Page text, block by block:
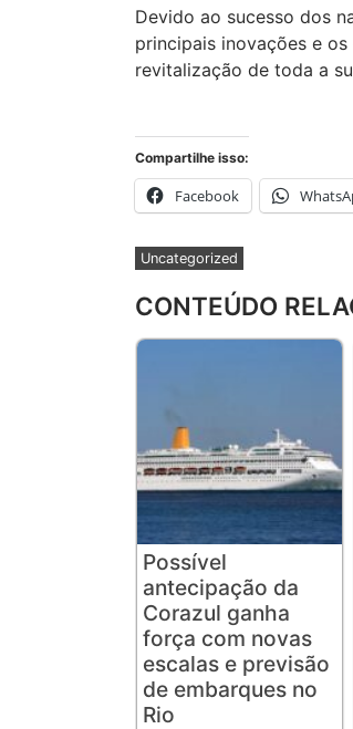
Devido ao sucesso dos
principais inovações e
revitalização de toda a
Compartilhe isso:
Facebook
Uncategorized
CONTEÚDO
Possível
antecipação da
Corazul ganha
força com novas
escalas e previsão
de embarques no
Rio